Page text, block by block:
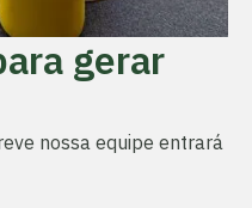
gerar
nossa equipe entrará